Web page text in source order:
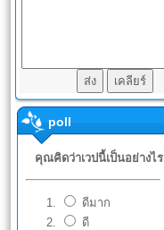
poll
คุณคิดว่าเวปนี้เป็นอย่างไร
ดีมาก
ดี